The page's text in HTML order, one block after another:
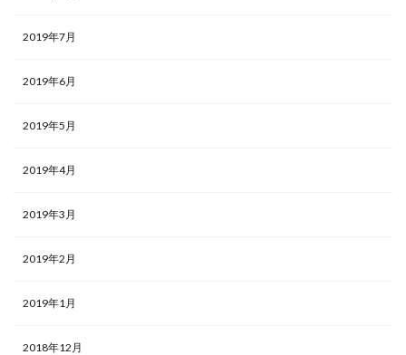
2019年7月
2019年6月
2019年5月
2019年4月
2019年3月
2019年2月
2019年1月
2018年12月